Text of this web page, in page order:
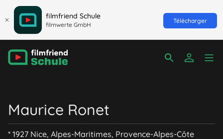
filmfriend Schule
filmwerte GmbH
Télécharger
Maurice Ronet
* 1927 Nice, Alpes-Maritimes, Provence-Alpes-Côte